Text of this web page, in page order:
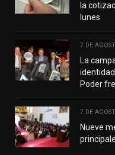
la
lunes
7 DE
La
Poder
7 DE
Nueve